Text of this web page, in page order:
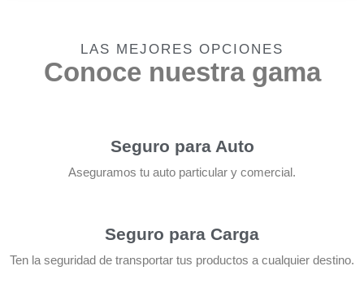
LAS MEJORES OPCIONES
Conoce nuestra gama
Seguro para Auto
Aseguramos tu auto particular y comercial.
Seguro para Carga
Ten la seguridad de transportar tus productos a cualquier destino.